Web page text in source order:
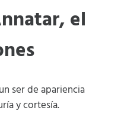
el
ser de apariencia
y cortesía.